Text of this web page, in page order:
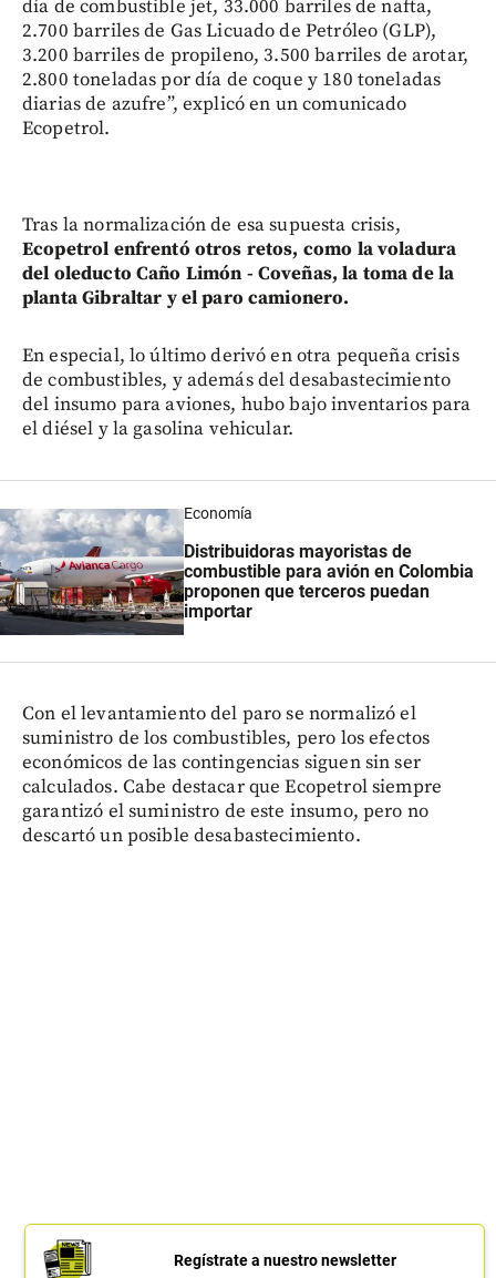
día de combustible jet, 33.000 barriles de nafta,
2.700 barriles de Gas Licuado de Petróleo (GLP),
3.200 barriles de propileno, 3.500 barriles de arotar,
2.800 toneladas por día de coque y 180 toneladas
diarias de azufre”, explicó en un comunicado
Ecopetrol.
Tras la normalización de esa supuesta crisis,
Ecopetrol enfrentó otros retos, como la voladura
del oleducto Caño Limón - Coveñas, la toma de la
planta Gibraltar y el paro camionero.
En especial, lo último derivó en otra pequeña crisis
de combustibles, y además del desabastecimiento
del insumo para aviones, hubo bajo inventarios para
el diésel y la gasolina vehicular.
Economía
Distribuidoras mayoristas de
combustible para avión en Colombia
proponen que terceros puedan
importar
Con el levantamiento del paro se normalizó el
suministro de los combustibles, pero los efectos
económicos de las contingencias siguen sin ser
calculados. Cabe destacar que Ecopetrol siempre
garantizó el suministro de este insumo, pero no
descartó un posible desabastecimiento.
Regístrate a nuestro newsletter